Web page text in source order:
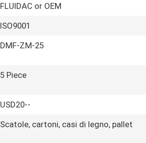
FLUIDAC or OEM
ISO9001
DMF-ZM-25
5 Piece
USD20--
Scatole, cartoni, casi di legno, pallet